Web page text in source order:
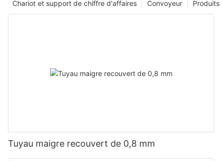
Produits
Convoyeur
Chariot et support de chiffre d'affaires
Tuyau maigre recouvert de 0,8 mm